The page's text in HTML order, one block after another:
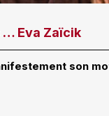
… Eva Zaïcik
son